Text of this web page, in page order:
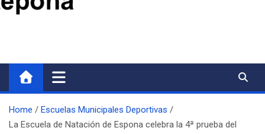
Home
Escuelas Municipales Deportivas
La Escuela de Natación de Espona celebra la 4ª prueba del